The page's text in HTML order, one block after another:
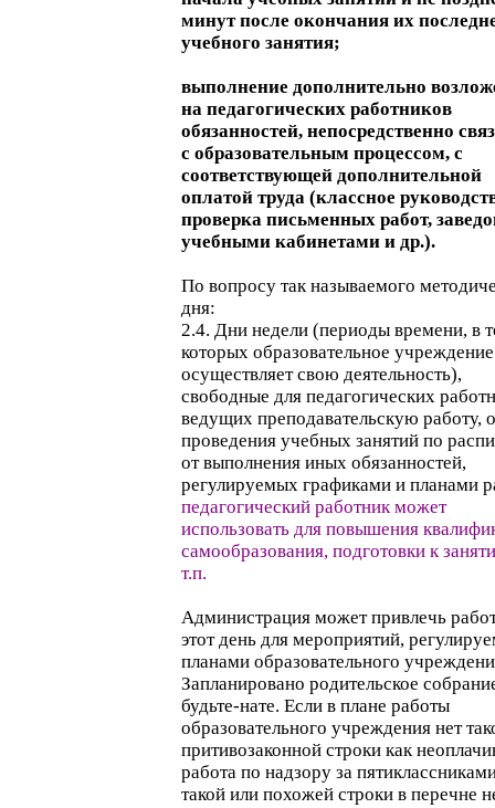
минут после окончания их
учебного занятия;
выполнение дополнительно
на педагогических работников
обязанностей, непосредственно
с образовательным процессом, с
соответствующей дополнительной
оплатой труда (классное
проверка письменных работ,
учебными кабинетами и др.).
По вопросу так называемого
дня:
2.4. Дни недели (периоды времени, в
которых образовательное учреждение
осуществляет свою деятельность),
свободные для педагогических
ведущих преподавательскую работу,
проведения учебных занятий по
от выполнения иных обязанностей,
регулируемых графиками и планами
педагогический работник может
использовать для повышения
самообразования, подготовки к
т.п.
Администрация может привлечь
этот день для мероприятий,
планами образовательного
Запланировано родительское
будьте-нате. Если в плане работы
образовательного учреждения нет
притивозаконной строки как
работа по надзору за
такой или похожей строки в перечне